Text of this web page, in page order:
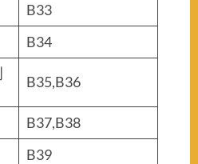
B33
B34
B35,B36
B37,B38
B39